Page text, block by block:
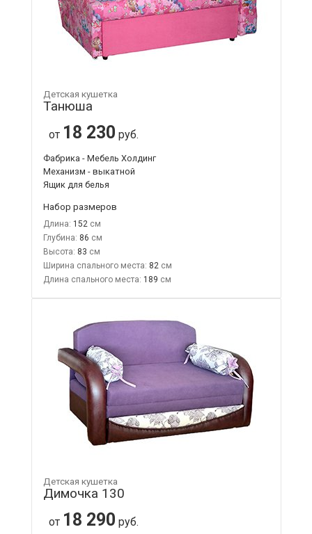
Детская кушетка
Танюша
от 18 230 руб.
Фабрика - Мебель Холдинг
Механизм - выкатной
Ящик для белья
Набор размеров
Длина: 152
Глубина: 86
Высота: 83
Ширина спального места: 82
Длина спального места: 189
Детская кушетка
Димочка 130
от 18 290 руб.